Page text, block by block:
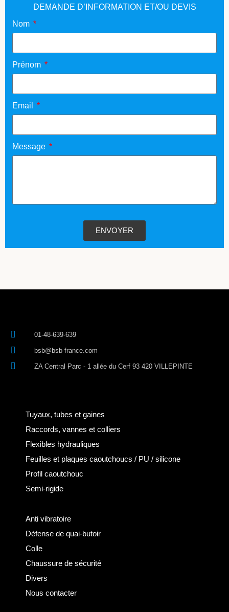
DEMANDE D’INFORMATION ET/OU DEVIS
Nom
Prénom
Email
Message
ENVOYER
01-48-639-639
bsb@bsb-france.com
ZA Central Parc - 1 allée du Cerf 93 420 VILLEPINTE
Tuyaux, tubes et gaines
Raccords, vannes et colliers
Flexibles hydrauliques
Feuilles et plaques caoutchoucs / PU / silicone
Profil caoutchouc
Semi-rigide
Anti vibratoire
Défense de quai-butoir
Colle
Chaussure de sécurité
Divers
Nous contacter